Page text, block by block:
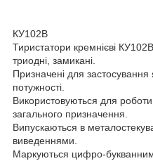
КУ102В
Тиристатори кремнієві
триодні, замикані.
Призначені для
потужності.
Використовуються для
загального призначення.
Випускаються в
виведеннями.
Маркуються цифро-